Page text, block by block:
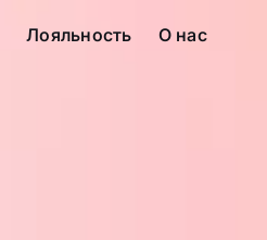
Лояльность О нас